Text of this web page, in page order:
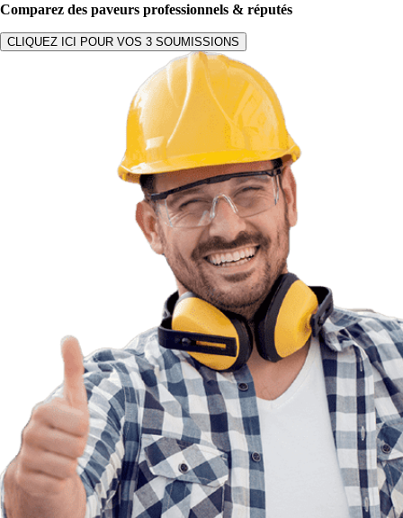
Comparez des paveurs professionnels & réputés